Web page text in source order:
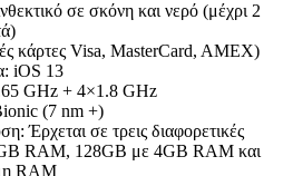
σε σκόνη και νερό (μέχρι 2
κάρτες Visa, MasterCard, AMEX)
iOS 13
GHz + 4×1.8 GHz
(7 nm +)
Έρχεται σε τρεις διαφορετικές
RAM, 128GB με 4GB RAM και
RAM